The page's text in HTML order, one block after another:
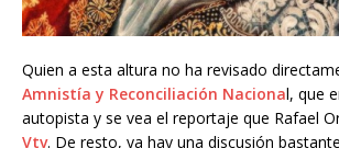
Quien a esta altura no ha revisado
Amnistía y Reconciliación Nacional, que
autopista y se vea el reportaje que Rafael
Vtv. De resto, ya hay una discusión